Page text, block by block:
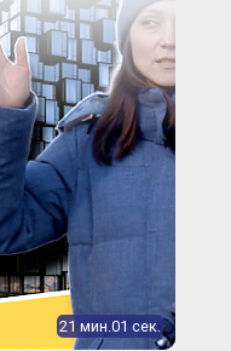
21 мин.01 сек.